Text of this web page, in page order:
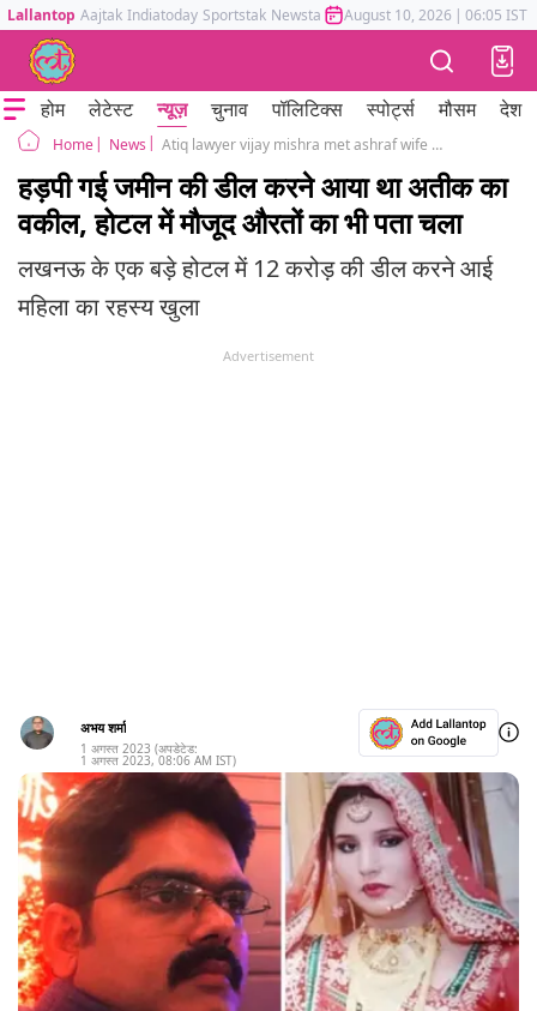
Lallantop Aajtak Indiatoday Sportstak Newstak Mumbai Tak Astrotak
August 10, 2026 | 06:05 IST
होम लेटेस्ट न्यूज़ चुनाव पॉलिटिक्स स्पोर्ट्स मौसम देश
Home News Atiq lawyer vijay mishra met ashraf wife zainab in Lucknow over sale of a benami property
हड़पी गई जमीन की डील करने आया था अतीक का
वकील, होटल में मौजूद औरतों का भी पता चला
लखनऊ के एक बड़े होटल में 12 करोड़ की डील करने आई
महिला का रहस्य खुला
Advertisement
अभय शर्मा
1 अगस्त 2023 (अपडेटेड:
1 अगस्त 2023, 08:06 AM IST)